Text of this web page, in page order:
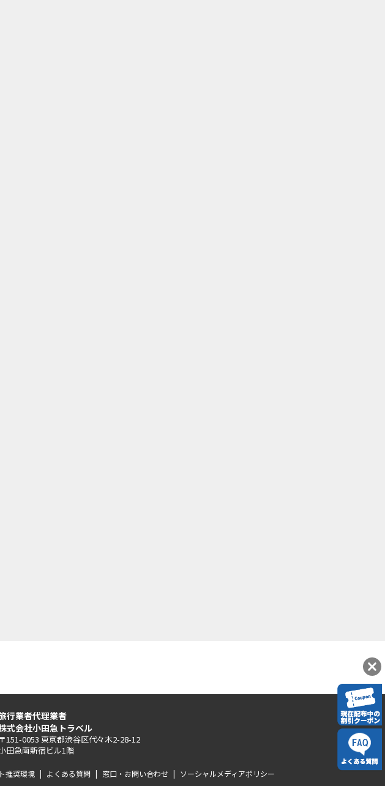
行業者代理業者
式会社小田急トラベル
〒151-0053 東京都渋谷区代々木2-28-12
田急南新宿ビル1階
推奨環境 | よくある質問 | 窓口・お問い合わせ | ソーシャルメディアポリシー